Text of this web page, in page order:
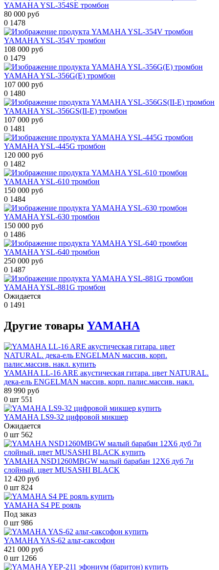
YAMAHA YSL-354SE тромбон
80 000 руб
0 1478
YAMAHA YSL-354V тромбон
108 000 руб
0 1479
YAMAHA YSL-356G(E) тромбон
107 000 руб
0 1480
YAMAHA YSL-356GS(II-E) тромбон
107 000 руб
0 1481
YAMAHA YSL-445G тромбон
120 000 руб
0 1482
YAMAHA YSL-610 тромбон
150 000 руб
0 1484
YAMAHA YSL-630 тромбон
150 000 руб
0 1486
YAMAHA YSL-640 тромбон
250 000 руб
0 1487
YAMAHA YSL-881G тромбон
Ожидается
0 1491
Другие товары YAMAHA
YAMAHA LL-16 ARE акустическая гитара. цвет NATURAL.
дека-ель ENGELMAN массив. корп. палис.массив. накл.
89 990 руб
0 шт 551
YAMAHA LS9-32 цифровой микшер
Ожидается
0 шт 562
YAMAHA NSD1260MBGW малый барабан 12X6 дуб 7и
слойный. цвет MUSASHI BLACK
12 420 руб
0 шт 824
YAMAHA S4 PE рояль
Под заказ
0 шт 986
YAMAHA YAS-62 альт-саксофон
421 000 руб
0 шт 1266